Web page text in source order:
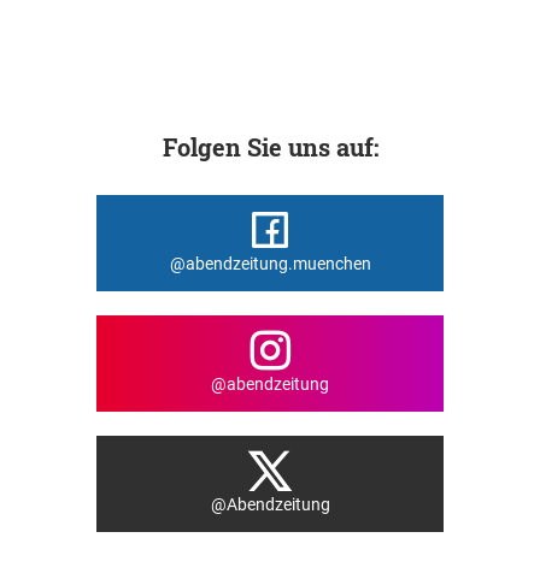
Folgen Sie uns auf:
@abendzeitung.muenchen
@abendzeitung
@Abendzeitung